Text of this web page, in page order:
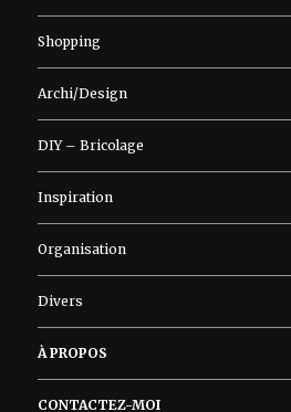
Shopping
Archi/Design
DIY – Bricolage
Inspiration
Organisation
Divers
À PROPOS
CONTACTEZ-MOI